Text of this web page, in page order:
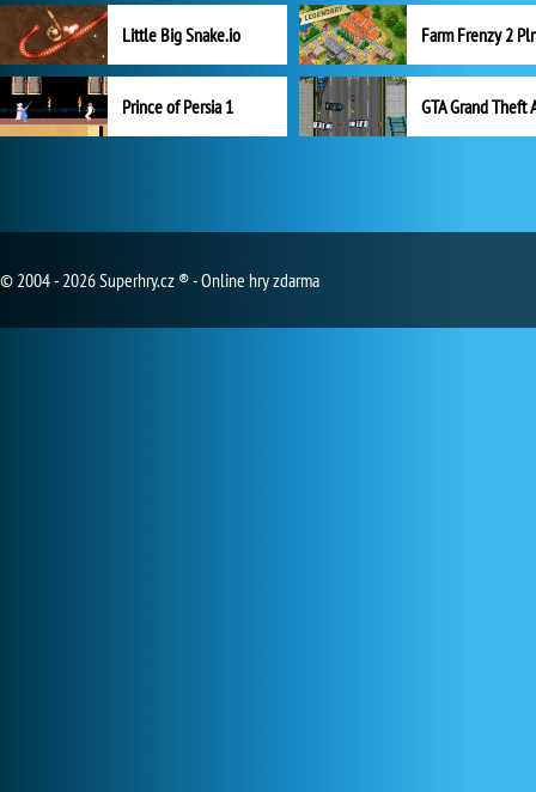
Little Big Snake.io
Prince of Persia 1 GTA Grand Theft
© 2004 - 2026 Superhry.cz ® - Online hry zdarma